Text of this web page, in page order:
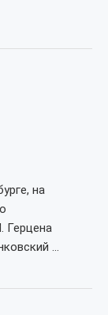
на
Герцена
…